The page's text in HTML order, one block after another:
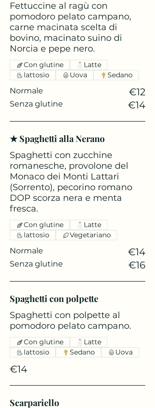
Fettuccine al ragù con
pomodoro pelato campano,
carne macinata scelta di
bovino, macinato suino di
Norcia e pepe nero.
Normale €12
Senza glutine €14
Con glutine
Latte
lattosio
Uova Sedano
★ Spaghetti alla Nerano
Spaghetti con zucchine
romanesche, provolone del
Monaco dei Monti Lattari
(Sorrento), pecorino romano
DOP scorza nera e menta
fresca.
Normale €14
Senza glutine €16
Con glutine
Latte
lattosio
Vegetariano
Spaghetti con polpette
Spaghetti con polpette al
pomodoro pelato campano.
€14
Con glutine
Latte
lattosio
Sedano Uova
Scarpariello